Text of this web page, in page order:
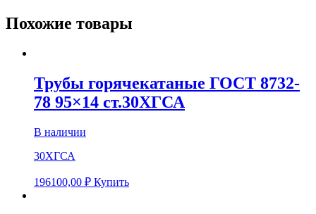
Похожие товары
Трубы горячекатаные ГОСТ 8732-
78 95×14 ст.30ХГСА
В наличии
30ХГСА
196100,00 ₽ Купить